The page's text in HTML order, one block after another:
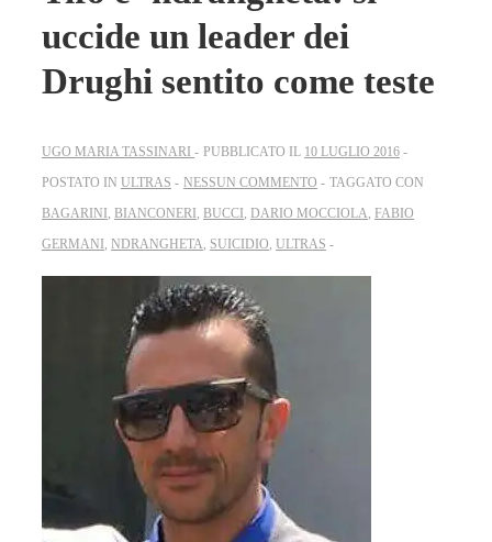
uccide un leader dei
Drughi sentito come teste
UGO MARIA TASSINARI PUBBLICATO IL 10 LUGLIO 2016
POSTATO IN ULTRAS NESSUN COMMENTO
TAGGATO CON
BAGARINI BIANCONERI BUCCI DARIO MOCCIOLA FABIO
GERMANI NDRANGHETA SUICIDIO ULTRAS